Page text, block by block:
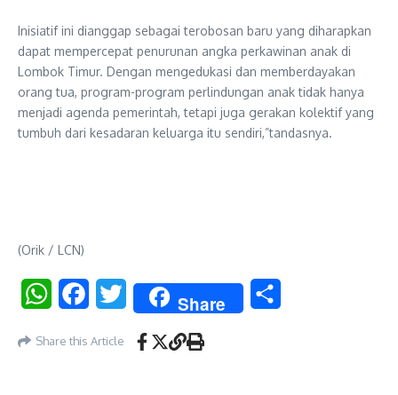
​Inisiatif ini dianggap sebagai terobosan baru yang diharapkan
dapat mempercepat penurunan angka perkawinan anak di
Lombok Timur. Dengan mengedukasi dan memberdayakan
orang tua, program-program perlindungan anak tidak hanya
menjadi agenda pemerintah, tetapi juga gerakan kolektif yang
tumbuh dari kesadaran keluarga itu sendiri,”tandasnya.
(Orik / LCN)
WhatsAppFacebookTwitter Share
Share this Article